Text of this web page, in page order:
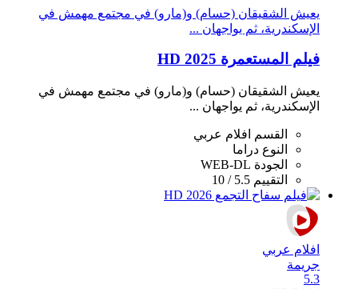
يعيش الشقيقان (حسام) و(مارو) في مجتمع مهمش في
الإسكندرية، ثم يواجهان ...
فيلم المستعمرة 2025 HD
يعيش الشقيقان (حسام) و(مارو) في مجتمع مهمش في
الإسكندرية، ثم يواجهان ...
القسم
افلام عربي
النوع دراما
الجودة WEB-DL
التقييم 5.5 / 10
افلام عربي
جريمة
5.3